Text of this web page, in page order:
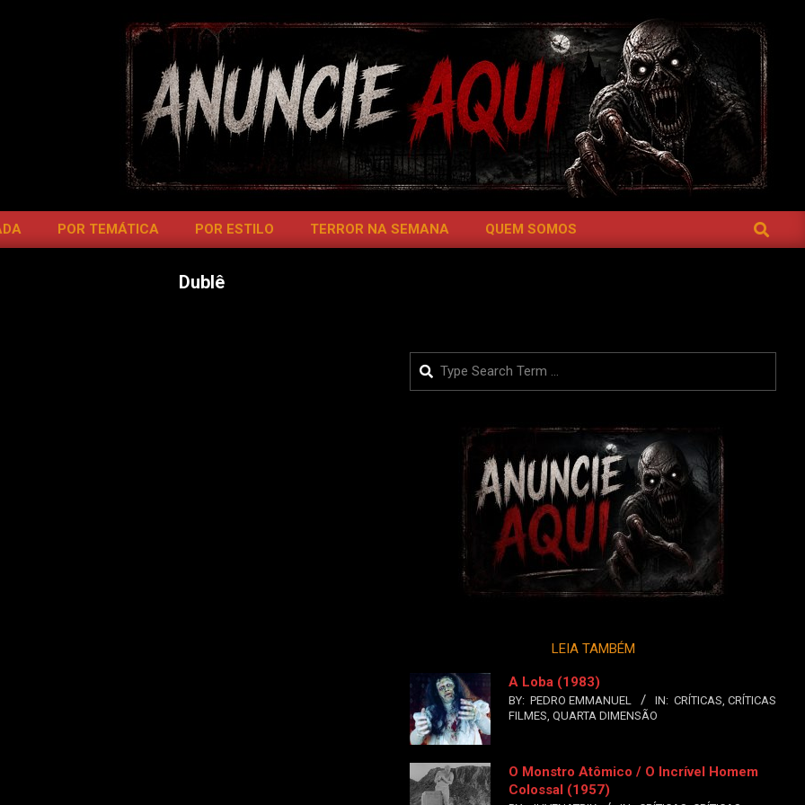
POR TEMÁTICA POR ESTILO TERROR NA SEMANA QUEM SOMOS SEARCH
Dublê
Search
LEIA TAMBÉM
A Loba (1983)
BY: PEDRO EMMANUEL IN: CRÍTICAS, CRÍTICAS
FILMES, QUARTA DIMENSÃO
O Monstro Atômico / O Incrível Homem
Colossal (1957)